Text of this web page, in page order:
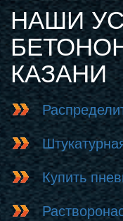
НАШИ
КАЗАНИ
Купить